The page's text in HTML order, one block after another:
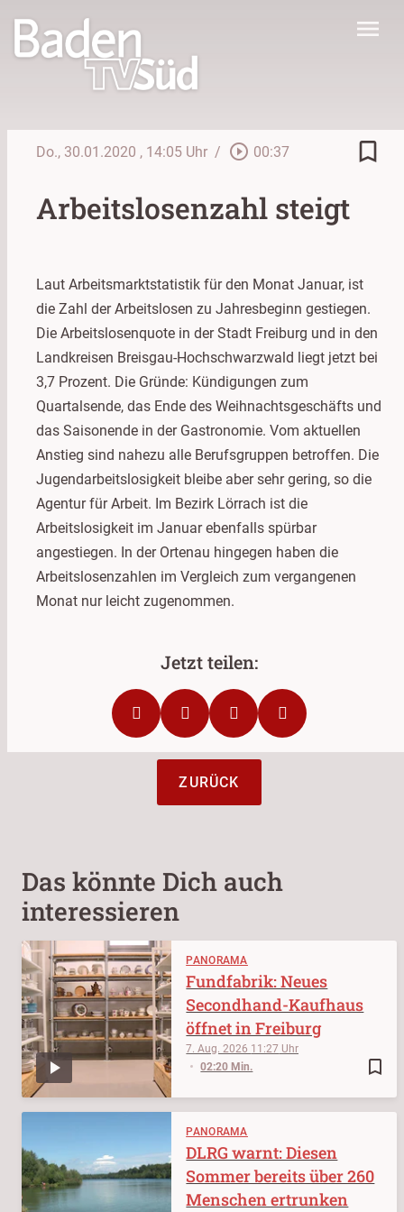
menu
Do., 30.01.2020 , 14:05 Uhr / play_circle_outline 00:37 bookmark_border
Arbeitslosenzahl steigt
Laut Arbeitsmarktstatistik für den Monat Januar, ist
die Zahl der Arbeitslosen zu Jahresbeginn gestiegen.
Die Arbeitslosenquote in der Stadt Freiburg und in den
Landkreisen Breisgau-Hochschwarzwald liegt jetzt bei
3,7 Prozent. Die Gründe: Kündigungen zum
Quartalsende, das Ende des Weihnachtsgeschäfts und
das Saisonende in der Gastronomie. Vom aktuellen
Anstieg sind nahezu alle Berufsgruppen betroffen. Die
Jugendarbeitslosigkeit bleibe aber sehr gering, so die
Agentur für Arbeit. Im Bezirk Lörrach ist die
Arbeitslosigkeit im Januar ebenfalls spürbar
angestiegen. In der Ortenau hingegen haben die
Arbeitslosenzahlen im Vergleich zum vergangenen
Monat nur leicht zugenommen.
ZURÜCK
Das könnte Dich auch
interessieren
PANORAMA
bookmark_border
7. Aug. 2026 11:27
02:20 Min.
Fundfabrik: Neues
Secondhand-Kaufhaus
öffnet in Freiburg
PANORAMA
DLRG warnt: Diesen
Sommer bereits über 260
Menschen ertrunken